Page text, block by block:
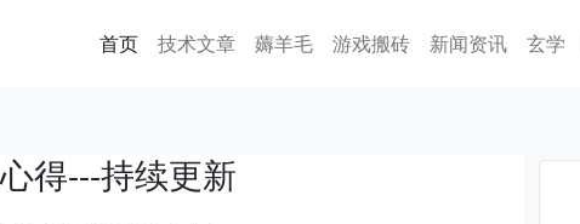
首页 技术文章 薅羊毛 游戏搬砖 新闻资讯 玄学
得---持续更新